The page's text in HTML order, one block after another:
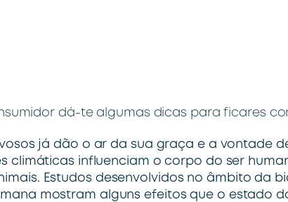
dá-te algumas dicas para ficares
já dão o ar da sua graça e a vontade
climáticas influenciam o corpo do ser
Estudos desenvolvidos no âmbito da
mostram alguns efeitos que o estado